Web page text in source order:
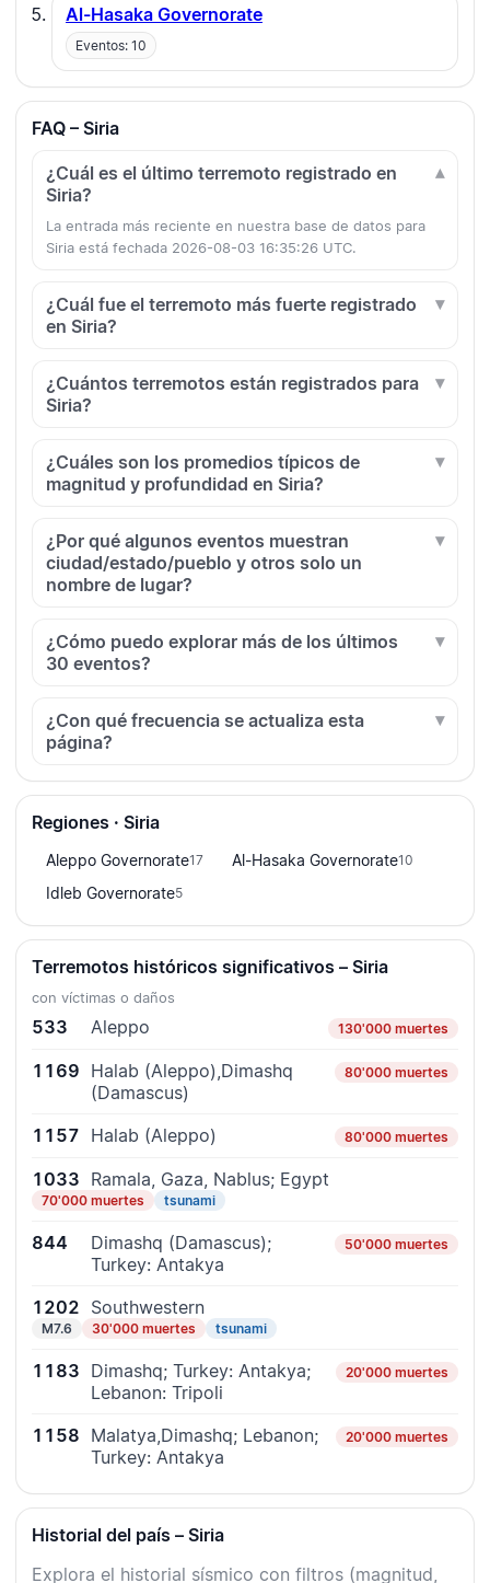
Al-Hasaka Governorate
Eventos: 10
FAQ – Siria
¿Cuál es el último terremoto registrado en
Siria?
La entrada más reciente en nuestra base de datos para
Siria está fechada 2026-08-03 16:35:26 UTC.
¿Cuál fue el terremoto más fuerte registrado
en Siria?
¿Cuántos terremotos están registrados para
Siria?
¿Cuáles son los promedios típicos de
magnitud y profundidad en Siria?
¿Por qué algunos eventos muestran
ciudad/estado/pueblo y otros solo un
nombre de lugar?
¿Cómo puedo explorar más de los últimos
30 eventos?
¿Con qué frecuencia se actualiza esta
página?
Regiones · Siria
Aleppo Governorate17 Al-Hasaka Governorate10
Idleb Governorate5
Terremotos históricos significativos – Siria
con víctimas o daños
533 Aleppo 130'000 muertes
1169 Halab (Aleppo),Dimashq
(Damascus)
80'000 muertes
1157 Halab (Aleppo) 80'000 muertes
1033 Ramala, Gaza, Nablus; Egypt
70'000 muertes tsunami
844
Dimashq (Damascus);
Turkey: Antakya
50'000 muertes
1202 Southwestern
M7.6 30'000 muertes tsunami
1183 Dimashq; Turkey: Antakya;
Lebanon: Tripoli
20'000 muertes
1158 Malatya,Dimashq; Lebanon;
Turkey: Antakya
20'000 muertes
Historial del país – Siria
Explora el historial sísmico con filtros (magnitud,